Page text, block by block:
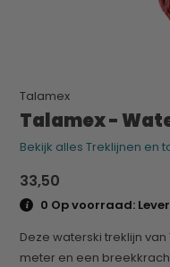
Talamex
Talamex -
Bekijk alles Treklijnen en
33,50
0 Op voorraad:
Deze waterski treklijn
meter en een